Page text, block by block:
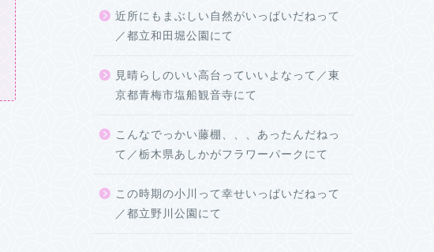
近所にもまぶしい自然がいっぱいだねって
／都立和田堀公園にて
見晴らしのいい高台っていいよなって／東
京都青梅市塩船観音寺にて
こんなでっかい藤棚、、、あったんだねっ
て／栃木県あしかがフラワーパークにて
この時期の小川って幸せいっぱいだねって
／都立野川公園にて